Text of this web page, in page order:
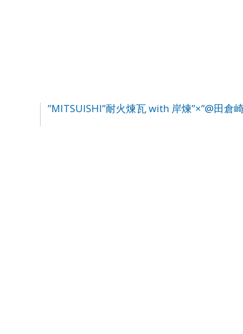
”MITSUISHI”耐火煉瓦 with 岸煉”×”@田倉